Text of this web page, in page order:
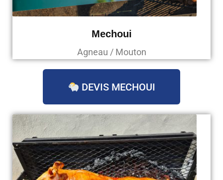
Mechoui
Agneau / Mouton
DEVIS MECHOUI